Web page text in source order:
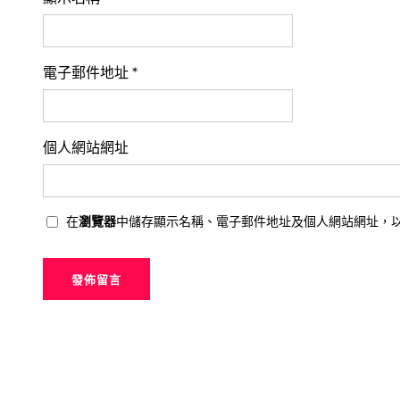
電子郵件地址 *
個人網站網址
在瀏覽器中儲存顯示名稱、電子郵件地址及個人網站網址，